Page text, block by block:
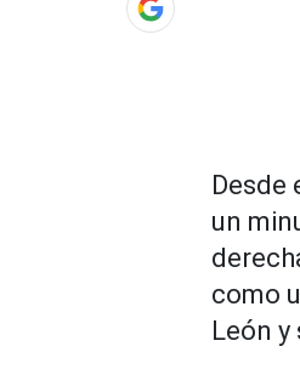
Desde
un
como
León